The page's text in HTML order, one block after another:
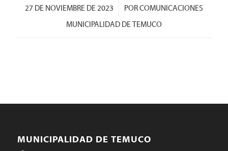
27 DE NOVIEMBRE DE 2023
/ PORCOMUNICACIONES
MUNICIPALIDAD DE TEMUCO
MUNICIPALIDAD DE TEMUCO